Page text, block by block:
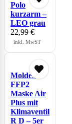
Polo
kurzarm –
LEO grau
22,99 €
inkl. MwST
Moldex
FFP2
Maske Air
Plus mit
Klimaventil
R D – 5er